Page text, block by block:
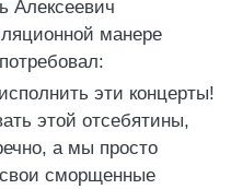
Алексеевич
манере
эти концерты!
этой отсебятины,
а мы просто
сморщенные